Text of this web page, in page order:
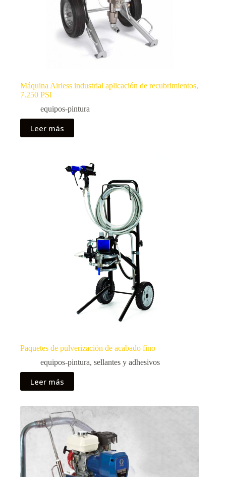
Máquina Airless industrial aplicación de recubrimientos,
7.250 PSI
equipos-pintura
Leer más
Paquetes de pulverización de acabado fino
equipos-pintura, sellantes y adhesivos
Leer más